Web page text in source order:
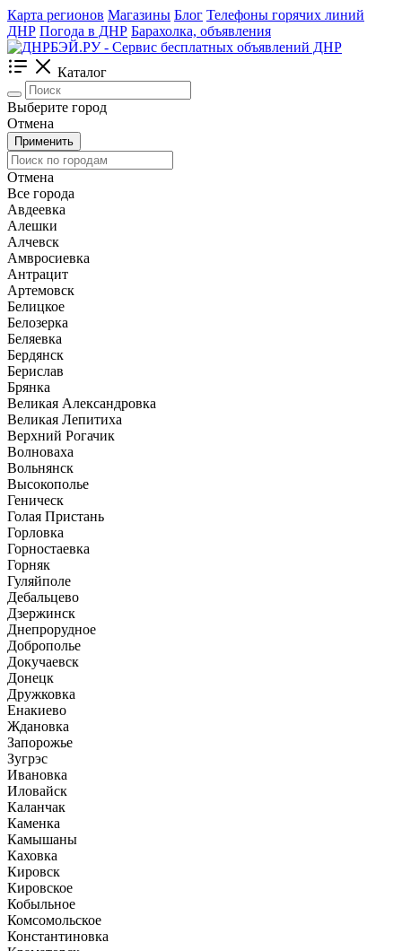
Карта регионов Магазины Блог Телефоны горячих линий
ДНР Погода в ДНР Барахолка, объявления
Каталог
Выберите город
Отмена
Применить
Отмена
Все города
Авдеевка
Алешки
Алчевск
Амвросиевка
Антрацит
Артемовск
Белицкое
Белозерка
Беляевка
Бердянск
Берислав
Брянка
Великая Александровка
Великая Лепитиха
Верхний Рогачик
Волноваха
Вольнянск
Высокополье
Геническ
Голая Пристань
Горловка
Горностаевка
Горняк
Гуляйполе
Дебальцево
Дзержинск
Днепрорудное
Доброполье
Докучаевск
Донецк
Дружковка
Енакиево
Ждановка
Запорожье
Зугрэс
Ивановка
Иловайск
Каланчак
Каменка
Камышаны
Каховка
Кировск
Кировское
Кобыльное
Комсомольское
Константиновка